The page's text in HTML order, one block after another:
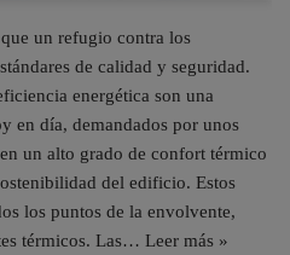
un refugio contra los
de calidad y seguridad.
energética son una
en día, demandados por unos
un alto grado de confort térmico
del edificio. Estos
los puntos de la envolvente,
térmicos. Las… Leer más »